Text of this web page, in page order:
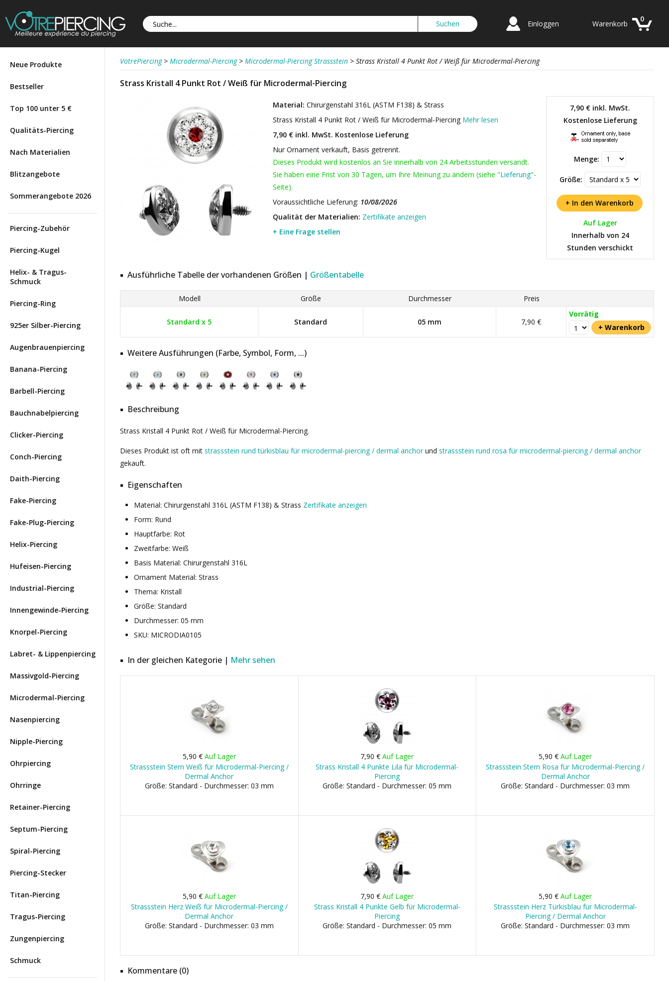
Einloggen
0
Warenkorb
Neue Produkte
Bestseller
Top 100 unter 5 €
Qualitäts-Piercing
Nach Materialien
Blitzangebote
Sommerangebote 2026
Piercing-Zubehör
Piercing-Kugel
Helix- & Tragus-
Schmuck
Piercing-Ring
925er Silber-Piercing
Augenbrauenpiercing
Banana-Piercing
Barbell-Piercing
Bauchnabelpiercing
Clicker-Piercing
Conch-Piercing
Daith-Piercing
Fake-Piercing
Fake-Plug-Piercing
Helix-Piercing
Hufeisen-Piercing
Industrial-Piercing
Innengewinde-Piercing
Knorpel-Piercing
Labret- & Lippenpiercing
Massivgold-Piercing
Microdermal-Piercing
Nasenpiercing
Nipple-Piercing
Ohrpiercing
Ohrringe
Retainer-Piercing
Septum-Piercing
Spiral-Piercing
Piercing-Stecker
Titan-Piercing
Tragus-Piercing
Zungenpiercing
Schmuck
VotrePiercing > Microdermal-Piercing > Microdermal-Piercing Strassstein > Strass Kristall 4 Punkt Rot / Weiß für Microdermal-Piercing
Strass Kristall 4 Punkt Rot / Weiß für Microdermal-Piercing
7,90 € inkl. MwSt.
Kostenlose Lieferung
Menge:
Größe:
Auf Lager
Innerhalb von 24
Stunden verschickt
Material: Chirurgenstahl 316L (ASTM F138) & Strass
Strass Kristall 4 Punkt Rot / Weiß für Microdermal-Piercing Mehr lesen
7,90 € inkl. MwSt. Kostenlose Lieferung
Nur Ornament verkauft, Basis getrennt.
Dieses Produkt wird kostenlos an Sie innerhalb von 24 Arbeitsstunden versandt.
Sie haben eine Frist von 30 Tagen, um Ihre Meinung zu ändern (siehe "Lieferung"-
Seite).
Voraussichtliche Lieferung: 10/08/2026
Qualität der Materialien: Zertifikate anzeigen
+ Eine Frage stellen
Ausführliche Tabelle der vorhandenen Größen | Größentabelle
Modell Größe Durchmesser Preis
Standard x 5 Standard 05 mm 7,90 €
Vorrätig
Weitere Ausführungen (Farbe, Symbol, Form, ...)
Beschreibung
Strass Kristall 4 Punkt Rot / Weiß für Microdermal-Piercing.
Dieses Produkt ist oft mit strassstein rund türkisblau für microdermal-piercing / dermal anchorund strassstein rund rosa für microdermal-piercing / dermal anchor
gekauft.
Eigenschaften
Material: Chirurgenstahl 316L (ASTM F138) & Strass Zertifikate anzeigen
Form: Rund
Hauptfarbe: Rot
Zweitfarbe: Weiß
Basis Material: Chirurgenstahl 316L
Ornament Material: Strass
Thema: Kristall
Größe: Standard
Durchmesser: 05 mm
SKU: MICRODIA0105
In der gleichen Kategorie | Mehr sehen
5,90 € Auf Lager
Strassstein Stern Weiß für Microdermal-Piercing /
Dermal Anchor
Größe: Standard - Durchmesser: 03 mm
7,90 €Auf Lager
Strass Kristall 4 Punkte Lila für Microdermal-
Piercing
Größe: Standard - Durchmesser: 05 mm
5,90 €Auf Lager
Strassstein Stern Rosa für Microdermal-Piercing /
Dermal Anchor
Größe: Standard - Durchmesser: 03 mm
5,90 € Auf Lager
Strassstein Herz Weiß für Microdermal-Piercing /
Dermal Anchor
Größe: Standard - Durchmesser: 03 mm
7,90 €Auf Lager
Strass Kristall 4 Punkte Gelb für Microdermal-
Piercing
Größe: Standard - Durchmesser: 05 mm
5,90 €Auf Lager
Strassstein Herz Türkisblau für Microdermal-
Piercing / Dermal Anchor
Größe: Standard - Durchmesser: 03 mm
Kommentare (0)